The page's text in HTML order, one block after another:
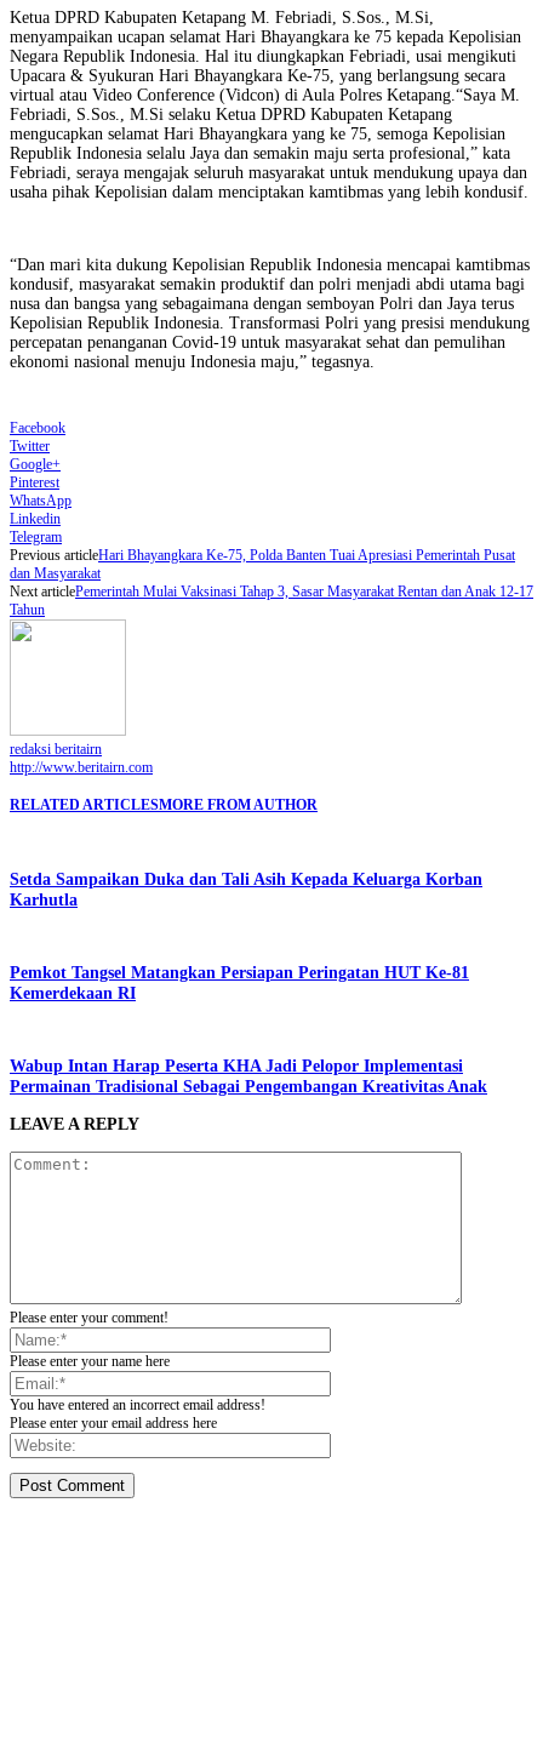
Ketua DPRD Kabupaten Ketapang M. Febriadi, S.Sos., M.Si,
menyampaikan ucapan selamat Hari Bhayangkara ke 75 kepada Kepolisian
Negara Republik Indonesia. Hal itu diungkapkan Febriadi, usai mengikuti
Upacara & Syukuran Hari Bhayangkara Ke-75, yang berlangsung secara
virtual atau Video Conference (Vidcon) di Aula Polres Ketapang.“Saya M.
Febriadi, S.Sos., M.Si selaku Ketua DPRD Kabupaten Ketapang
mengucapkan selamat Hari Bhayangkara yang ke 75, semoga Kepolisian
Republik Indonesia selalu Jaya dan semakin maju serta profesional,” kata
Febriadi, seraya mengajak seluruh masyarakat untuk mendukung upaya dan
usaha pihak Kepolisian dalam menciptakan kamtibmas yang lebih kondusif.
“Dan mari kita dukung Kepolisian Republik Indonesia mencapai kamtibmas
kondusif, masyarakat semakin produktif dan polri menjadi abdi utama bagi
nusa dan bangsa yang sebagaimana dengan semboyan Polri dan Jaya terus
Kepolisian Republik Indonesia. Transformasi Polri yang presisi mendukung
percepatan penanganan Covid-19 untuk masyarakat sehat dan pemulihan
ekonomi nasional menuju Indonesia maju,” tegasnya.
Facebook
Twitter
Google+
Pinterest
WhatsApp
Linkedin
Telegram
Previous articleHari Bhayangkara Ke-75, Polda Banten Tuai Apresiasi Pemerintah Pusat
dan Masyarakat
Next articlePemerintah Mulai Vaksinasi Tahap 3, Sasar Masyarakat Rentan dan Anak 12-17
Tahun
redaksi beritairn
http://www.beritairn.com
RELATED ARTICLESMORE FROM AUTHOR
Setda Sampaikan Duka dan Tali Asih Kepada Keluarga Korban
Karhutla
Pemkot Tangsel Matangkan Persiapan Peringatan HUT Ke-81
Kemerdekaan RI
Wabup Intan Harap Peserta KHA Jadi Pelopor Implementasi
Permainan Tradisional Sebagai Pengembangan Kreativitas Anak
LEAVE A REPLY
Please enter your comment!
Please enter your name here
You have entered an incorrect email address!
Please enter your email address here